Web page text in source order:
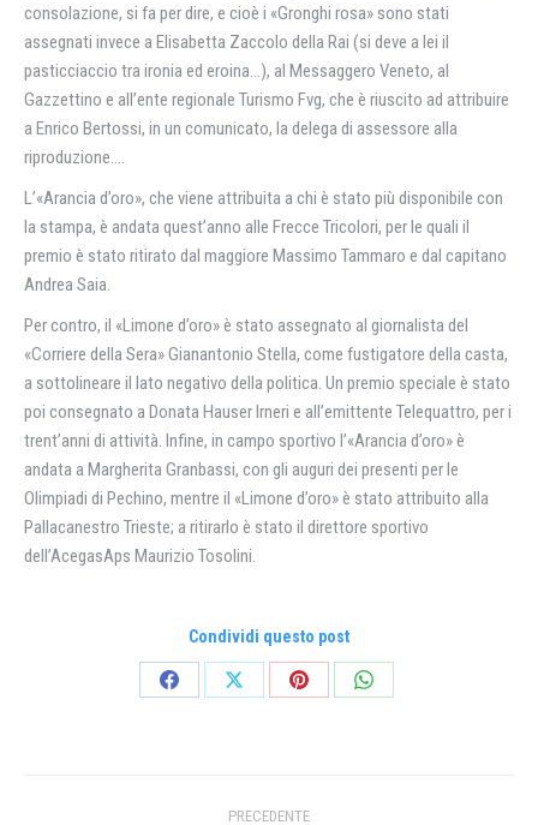
consolazione, si fa per dire, e cioè i «Gronghi rosa» sono stati
assegnati invece a Elisabetta Zaccolo della Rai (si deve a lei il
pasticciaccio tra ironia ed eroina…), al Messaggero Veneto, al
Gazzettino e all’ente regionale Turismo Fvg, che è riuscito ad attribuire
a Enrico Bertossi, in un comunicato, la delega di assessore alla
riproduzione….
L’«Arancia d’oro», che viene attribuita a chi è stato più disponibile con
la stampa, è andata quest’anno alle Frecce Tricolori, per le quali il
premio è stato ritirato dal maggiore Massimo Tammaro e dal capitano
Andrea Saia.
Per contro, il «Limone d’oro» è stato assegnato al giornalista del
«Corriere della Sera» Gianantonio Stella, come fustigatore della casta,
a sottolineare il lato negativo della politica. Un premio speciale è stato
poi consegnato a Donata Hauser Irneri e all’emittente Telequattro, per i
trent’anni di attività. Infine, in campo sportivo l’«Arancia d’oro» è
andata a Margherita Granbassi, con gli auguri dei presenti per le
Olimpiadi di Pechino, mentre il «Limone d’oro» è stato attribuito alla
Pallacanestro Trieste; a ritirarlo è stato il direttore sportivo
dell’AcegasAps Maurizio Tosolini.
Condividi questo post
CondividiCondividiCondividiCondividi
PRECEDENTE